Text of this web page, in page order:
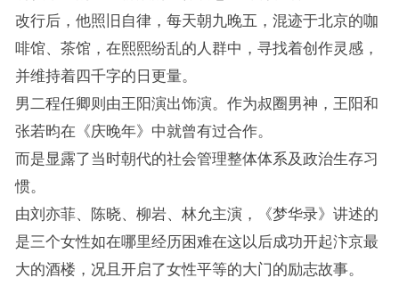
改行后，他照旧自律，每天朝九晚五，混迹于北京的咖
啡馆、茶馆，在熙熙纷乱的人群中，寻找着创作灵感，
并维持着四千字的日更量。
男二程任卿则由王阳演出饰演。作为叔圈男神，王阳和
张若昀在《庆晚年》中就曾有过合作。
而是显露了当时朝代的社会管理整体体系及政治生存习
惯。
由刘亦菲、陈晓、柳岩、林允主演，《梦华录》讲述的
是三个女性如在哪里经历困难在这以后成功开起汴京最
大的酒楼，况且开启了女性平等的大门的励志故事。